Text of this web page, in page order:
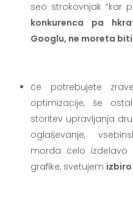
seo strokovnjak “kar
konkurenca pa
Googlu, ne moreta biti
če potrebujete
optimizacije, še
storitev upravljanja
oglaševanje,
morda celo izdelavo
grafike, svetujem